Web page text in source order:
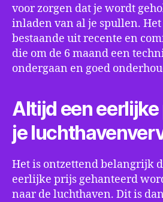
voor zorgen dat je wordt
inladen van al je spullen.
bestaande uit recente en
die om de 6 maand een
ondergaan en goed
Altijd een
je
Het is ontzettend belangrijk
eerlijke prijs gehanteerd
naar de luchthaven. Dit is